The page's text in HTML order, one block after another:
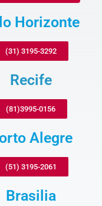
Horizonte
(31) 3195-3292
Recife
(81)3995-0156
Alegre
(51) 3195-2061
Brasilia